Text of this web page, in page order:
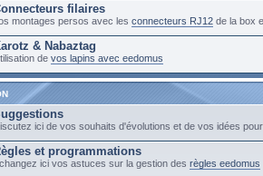
filaires
montages persos avec les connecteurs RJ12 de la box
& Nabaztag
de vos lapins avec eedomus
ici de vos souhaits d'évolutions et de vos idées
et programmations
ici vos astuces sur la gestion des règles eedomus